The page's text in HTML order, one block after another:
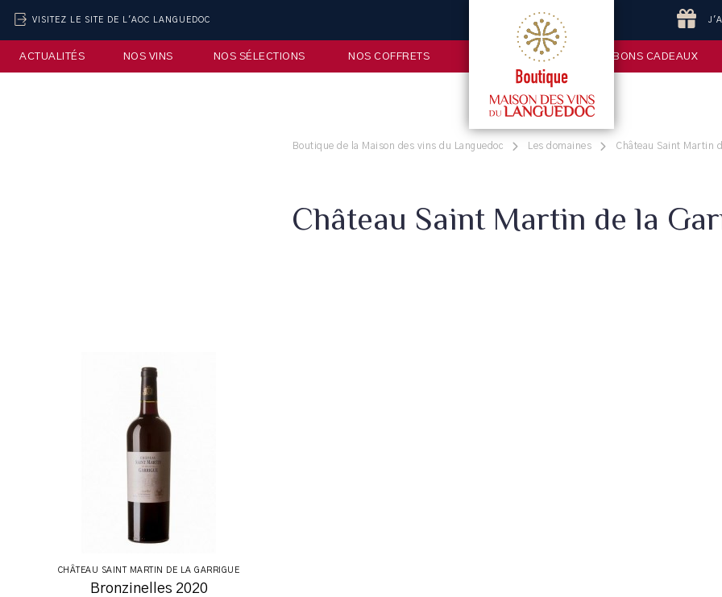
VISITEZ LE SITE DE L'AOC LANGUEDOC
ACTUALITÉS NOS VINS NOS SÉLECTIONS NOS COFFRETS BONS CADEAUX
Boutique de la Maison des vins du Languedoc Les domaines Château Saint Martin
Château Saint Martin de la
CHÂTEAU SAINT MARTIN DE LA GARRIGUE
Bronzinelles 2020